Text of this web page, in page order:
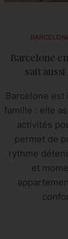
Barcelone
sait
Barcelone est
famille : elle
activités
permet de
rythme
et